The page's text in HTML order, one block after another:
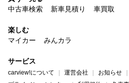
中古車検索
新車見積り 車買取
楽しむ
マイカー
みんカラ
サービス
carview!について 運営会社 お知らせ